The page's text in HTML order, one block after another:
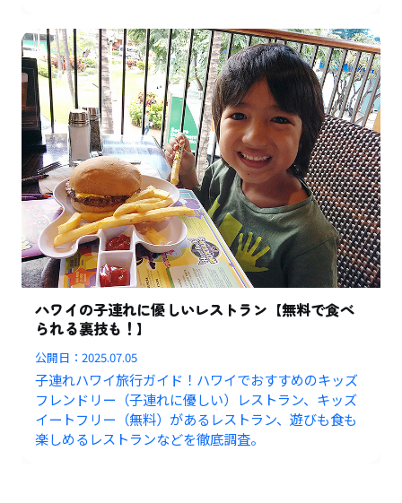
ハワイの子連れに優しいレストラン【無料で食べ
られる裏技も！】
公開日：2025.07.05
子連れハワイ旅行ガイド！ハワイでおすすめのキッズ
フレンドリー（子連れに優しい）レストラン、キッズ
イートフリー（無料）があるレストラン、遊びも食も
楽しめるレストランなどを徹底調査。